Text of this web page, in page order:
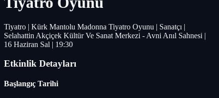
Tiyatro | Kürk Mantolu Madonna Tiyatro Oyunu | Sanatçı |
Selahattin Akçiçek Kültür Ve Sanat Merkezi - Avni Anıl Sahnesi |
16 Haziran Sal | 19:30
Etkinlik Detayları
Başlangıç Tarihi